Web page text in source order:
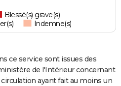
Blessé(s) grave(s)
Indemne(s)
ce service sont issues des
de l'Intérieur concernant
ayant fait au moins un